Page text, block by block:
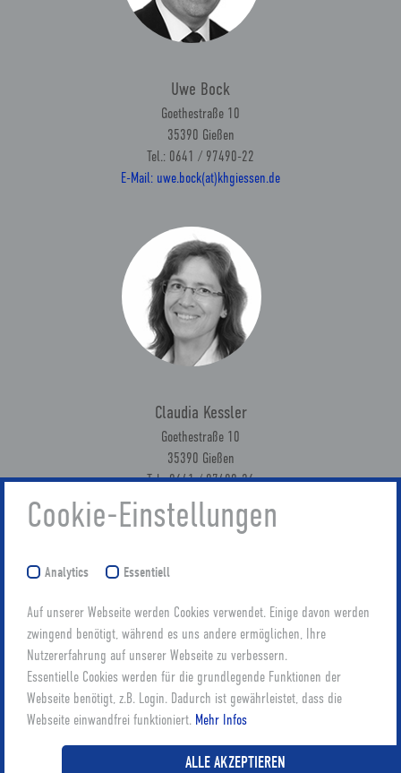
Uwe Bock
Goethestraße 10
35390 Gießen
Tel.: 0641 / 97490-22
E-Mail: uwe.bock(at)khgiessen.de
Claudia Kessler
Goethestraße 10
35390 Gießen
Tel.: 0641 / 97490-26
E-Mail: claudia.kessler(at)khgiessen.de
KONTAKT
Impressum
Cookie-Einstellungen
Analytics Essentiell
Auf unserer Webseite werden Cookies verwendet. Einige davon werden
zwingend benötigt, während es uns andere ermöglichen, Ihre
Nutzererfahrung auf unserer Webseite zu verbessern.
Essentielle Cookies werden für die grundlegende Funktionen der
Webseite benötigt, z.B. Login. Dadurch ist gewährleistet, dass die
Webseite einwandfrei funktioniert. Mehr Infos
ALLE AKZEPTIEREN